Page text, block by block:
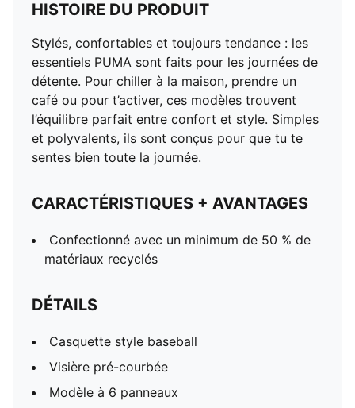
HISTOIRE DU PRODUIT
Stylés, confortables et toujours tendance : les
essentiels PUMA sont faits pour les journées de
détente. Pour chiller à la maison, prendre un
café ou pour t’activer, ces modèles trouvent
l’équilibre parfait entre confort et style. Simples
et polyvalents, ils sont conçus pour que tu te
sentes bien toute la journée.
CARACTÉRISTIQUES + AVANTAGES
Confectionné avec un minimum de 50 % de
matériaux recyclés
DÉTAILS
Casquette style baseball
Visière pré-courbée
Modèle à 6 panneaux